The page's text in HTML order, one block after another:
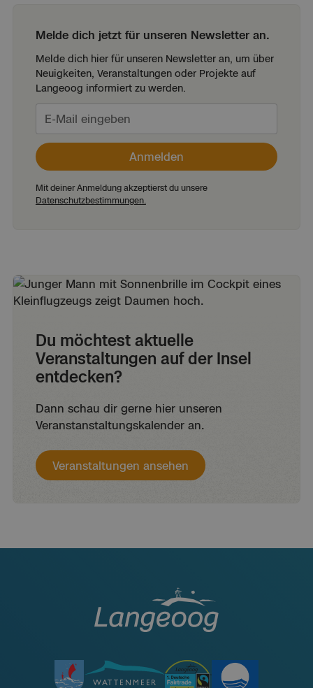
Melde dich jetzt für unseren Newsletter an.
Melde dich hier für unseren Newsletter an, um über
Neuigkeiten, Veranstaltungen oder Projekte auf
Langeoog informiert zu werden.
Mit deiner Anmeldung akzeptierst du unsere
Datenschutzbestimmungen.
Du möchtest aktuelle
Veranstaltungen auf der Insel
entdecken?
Dann schau dir gerne hier unseren
Veranstanstaltungskalender an.
Veranstaltungen ansehen